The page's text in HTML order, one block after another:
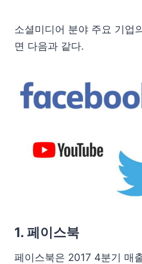
소셜미디어 분야 주요 기업
면 다음과 같다.
1. 페이스북
페이스북은 2017 4분기 매